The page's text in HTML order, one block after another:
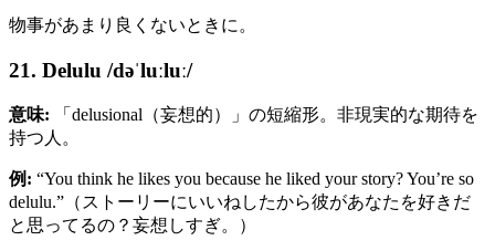
物事があまり良くないときに。
21. Delulu /dəˈluːluː/
意味: 「delusional（妄想的）」の短縮形。非現実的な期待を
持つ人。
例: “You think he likes you because he liked your story? You’re so
delulu.”（ストーリーにいいねしたから彼があなたを好きだ
と思ってるの？妄想しすぎ。）